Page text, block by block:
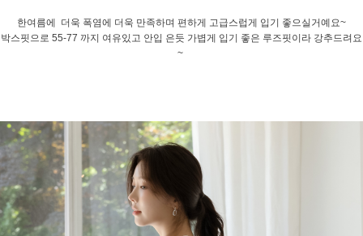
한여름에 더욱 폭염에 더욱 만족하며 편하게 고급스럽게 입기 좋으실거예요~
박스핏으로 55-77 까지 여유있고 안입 은듯 가볍게 입기 좋은 루즈핏이라 강추드려요
~